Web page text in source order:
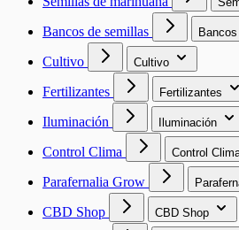
Bancos de semillas
Cultivo Cultivo
Fertilizantes Fertilizantes
Iluminación Iluminación
Control Clima Control
Parafernalia Grow
CBD Shop CBD Shop